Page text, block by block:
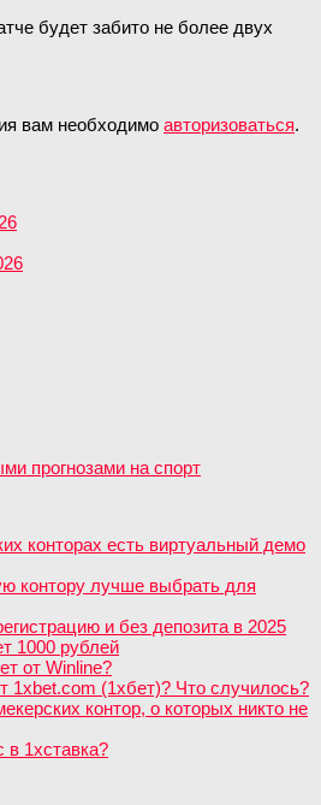
будет забито не более двух
вам необходимо авторизоваться.
прогнозами на спорт
конторах есть виртуальный демо
контору лучше выбрать для
и без депозита в 2025
1000 рублей
от Winline?
1xbet.com (1хбет)? Что случилось?
контор, о которых никто не
в 1хставка?